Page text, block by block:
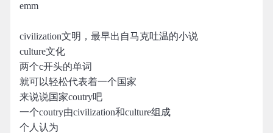
emm
civilization文明，最早出自马克吐温的小说
culture文化
两个c开头的单词
就可以轻松代表着一个国家
来说说国家coutry吧
一个coutry由civilization和culture组成
个人认为